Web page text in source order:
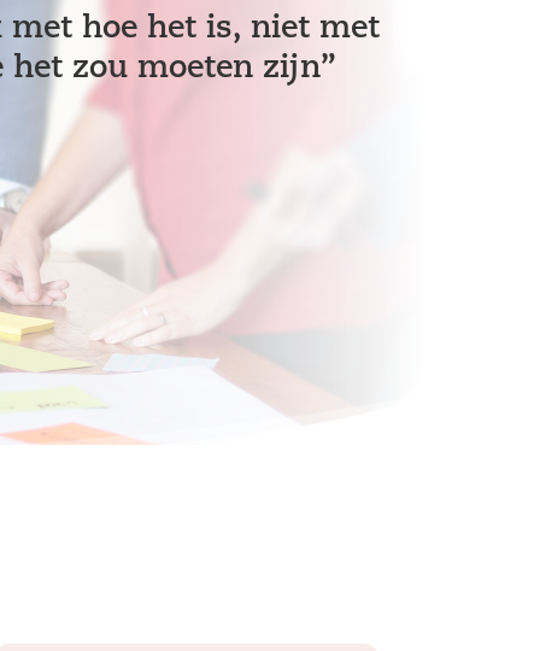
met hoe het is, niet met
het zou moeten zijn”